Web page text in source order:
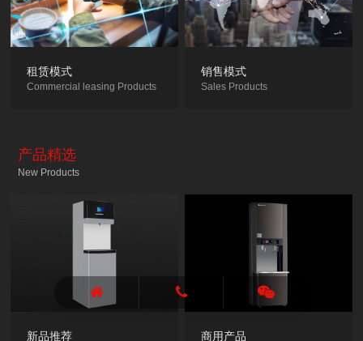
租赁模式
Commercial leasing Products
销售模式
Sales Products
产品精选
New Products
新品推荐 商用产品